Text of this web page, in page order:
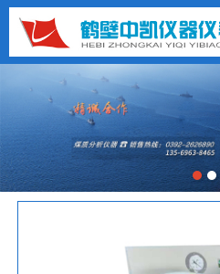
首页 公司简介
客户服务 LBS